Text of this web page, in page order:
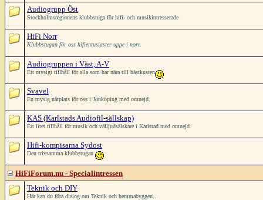
Audiogrupp Öst
Stockholmsregionens klubbstuga för hifi- och musikintresserade
HiFi Norr
Klubbstugan för oss hifientusiaster uppe i norr.
Audiogruppen i Väst, A-V
Ett mysigt tillhåll för alla som har nära till bästkusten
Svavel
En mysig nätplats för oss i Jönköping med omnejd.
KAS (Karlstads Audiofil-sällskap)
Ett litet tillhåll för musik och välljudsälskare i Karlstad med omnejd.
Hifi-kompisarna Sydost
Den trivsamma klubbstugan
HiFiForum.nu - Specialintressen
Teknik och DIY
Här kan du föra dialog om Teknik och hemmabyggen..